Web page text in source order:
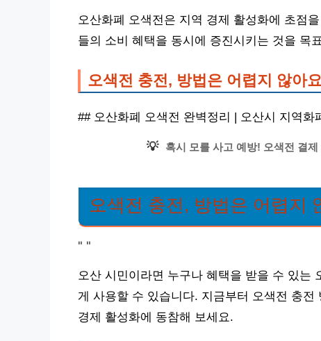
오산화폐 오색전은 지역 경제 활성화에 초점
들의 소비 혜택을 동시에 증진시키는 것을 목
오색전 충전, 방법은 어렵지 않아
## 오산화폐 오색전 완벽정리 | 오산시 지역화
💡 혹시 모를 사고 예방! 오색전 결
오색전 충전, 방법은 어렵지
" "
오산 시민이라면 누구나 혜택을 받을 수 있는
게 사용할 수 있습니다. 지금부터 오색전 충
경제 활성화에 동참해 보세요.